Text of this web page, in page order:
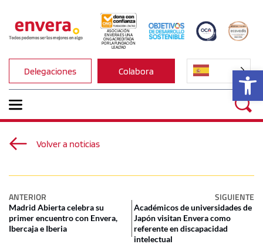
ASOCIACIÓN
ENVERA ES UNA
ONG ACREDITADA
POR LA FUNDACIÓN
LEALTAD
Delegaciones Colabora
Volver a noticias
ANTERIOR SIGUIENTE
Madrid Abierta celebra su
primer encuentro con Envera,
Ibercaja e Iberia
Académicos de universidades de
Japón visitan Envera como
referente en discapacidad
intelectual